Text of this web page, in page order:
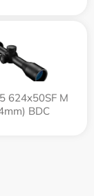
624x50SF M
BDC